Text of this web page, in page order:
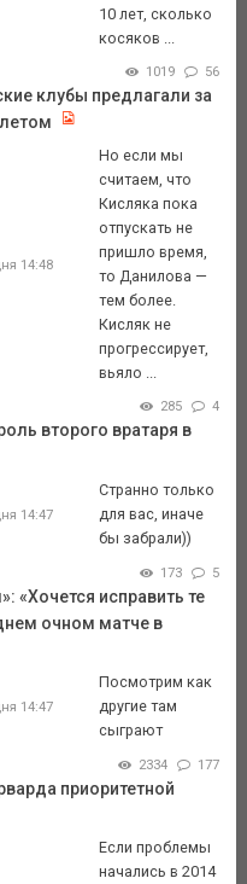
10 лет, сколько
косяков ...
1019 56
клубы предлагали за
14:48
Но если мы
считаем, что
Кисляка пока
отпускать не
пришло время,
то Данилова —
тем более.
Кисляк не
прогрессирует,
вьяло ...
285 4
второго вратаря в
14:47
Странно только
для вас, иначе
бы забрали))
173 5
«Хочется исправить те
очном матче в
14:47
Посмотрим как
другие там
сыграют
2334 177
приоритетной
Если проблемы
начались в 2014